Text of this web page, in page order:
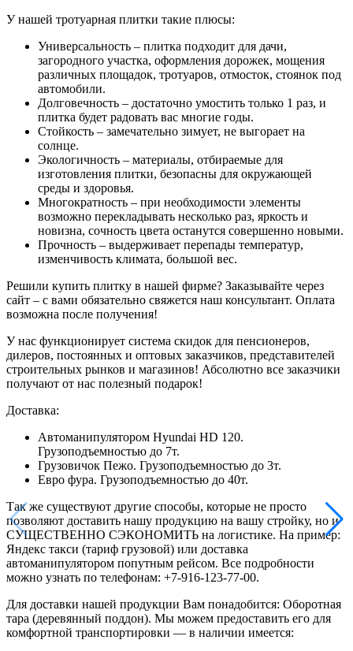
У нашей тротуарная плитки такие плюсы:
Универсальность – плитка подходит для дачи,
загородного участка, оформления дорожек, мощения
различных площадок, тротуаров, отмосток, стоянок под
автомобили.
Долговечность – достаточно умостить только 1 раз, и
плитка будет радовать вас многие годы.
Стойкость – замечательно зимует, не выгорает на
солнце.
Экологичность – материалы, отбираемые для
изготовления плитки, безопасны для окружающей
среды и здоровья.
Многократность – при необходимости элементы
возможно перекладывать несколько раз, яркость и
новизна, сочность цвета останутся совершенно новыми.
Прочность – выдерживает перепады температур,
изменчивость климата, большой вес.
Решили купить плитку в нашей фирме? Заказывайте через
сайт – с вами обязательно свяжется наш консультант. Оплата
возможна после получения!
У нас функционирует система скидок для пенсионеров,
дилеров, постоянных и оптовых заказчиков, представителей
строительных рынков и магазинов! Абсолютно все заказчики
получают от нас полезный подарок!
Доставка:
Автоманипулятором Hyundai HD 120.
Грузоподъемностью до 7т.
Грузовичок Пежо. Грузоподъемностью до 3т.
Евро фура. Грузоподъемностью до 40т.
Так же существуют другие способы, которые не просто
позволяют доставить нашу продукцию на вашу стройку, но и
СУЩЕСТВЕННО СЭКОНОМИТЬ на логистике. На пример:
Яндекс такси (тариф грузовой) или доставка
автоманипулятором попутным рейсом. Все подробности
можно узнать по телефонам: +7-916-123-77-00.
Для доставки нашей продукции Вам понадобится: Оборотная
тара (деревянный поддон). Мы можем предоставить его для
комфортной транспортировки — в наличии имеется: